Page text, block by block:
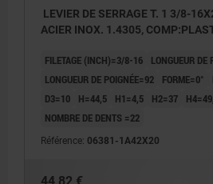
LEVIER DE SERRAGE T. 1 3/8-
ACIER INOX. 1.4305,
FILETAGE (INCH)=3/8-16
LONGUEUR DE
LONGUEUR DE POIGNÉE=92
FORME=0°
D3=10
H=44,5 H1=4,5 H2=37
NOMBRE DE DENTS =22
Référence: 06381-1A42X20